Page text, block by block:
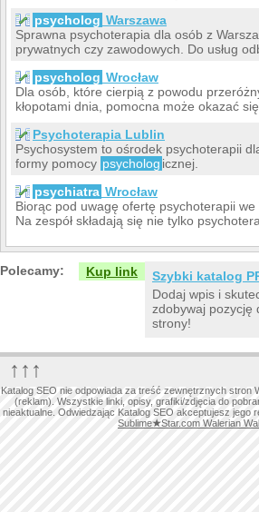
psycholog Warszawa
Sprawna psychoterapia dla osób z
prywatnych czy zawodowych. Do usług
psycholog Wrocław
Dla osób, które cierpią z powodu
kłopotami dnia, pomocna może okazać
Psychoterapia Lublin
Psychosystem to ośrodek psychoterapii
formy pomocy psycholog icznej.
psychiatra Wrocław
Biorąc pod uwagę ofertę psychoterapii
Na zespół składają się nie tylko
Polecamy: Kup link
Szybki katalog
Dodaj wpis i
zdobywaj pozycję
strony!
↑↑↑
Katalog SEO nie odpowiada za treść zewnętrznych stron
(reklam). Wszystkie linki, opisy, grafiki/zdjęcia do
nieaktualne. Odwiedzając Katalog SEO akceptujesz jego
Sublime★Star.com Walerian